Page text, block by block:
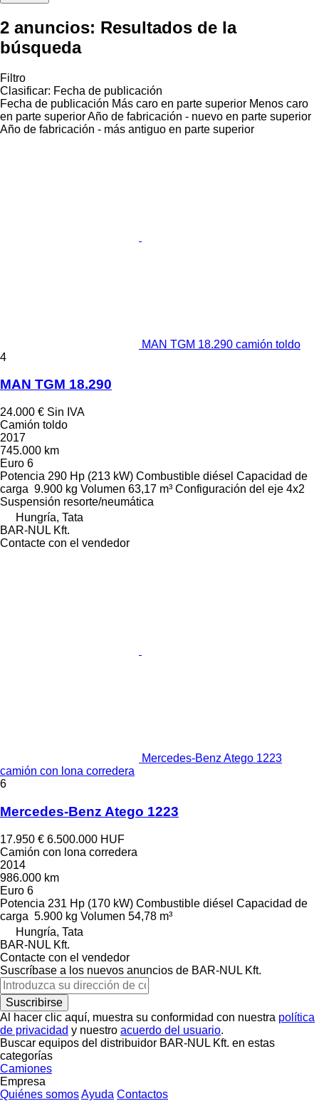
2 anuncios: Resultados de la
búsqueda
Filtro
Clasificar: Fecha de publicación
Fecha de publicación Más caro en parte superior Menos caro
en parte superiorAño de fabricación - nuevo en parte superior
Año de fabricación - más antiguo en parte superior
MAN TGM 18.290 camión toldo
4
MAN TGM 18.290
24.000 € Sin IVA
Camión toldo
2017
745.000 km
Euro 6
Potencia 290 Hp (213 kW) Combustible diésel Capacidad de
carga 9.900 kg Volumen 63,17 m³ Configuración del eje 4x2
Suspensión resorte/neumática
Hungría, Tata
BAR-NUL Kft.
Contacte con el vendedor
Mercedes-Benz Atego 1223
camión con lona corredera
6
Mercedes-Benz Atego 1223
17.950 € 6.500.000 HUF
Camión con lona corredera
2014
986.000 km
Euro 6
Potencia 231 Hp (170 kW) Combustible diésel Capacidad de
carga 5.900 kg Volumen 54,78 m³
Hungría, Tata
BAR-NUL Kft.
Contacte con el vendedor
Suscríbase a los nuevos anuncios de BAR-NUL Kft.
Suscribirse
Al hacer clic aquí, muestra su conformidad con nuestra política
de privacidad y nuestro acuerdo del usuario.
Buscar equipos del distribuidor BAR-NUL Kft. en estas
categorías
Camiones
Empresa
Quiénes somosAyuda Contactos